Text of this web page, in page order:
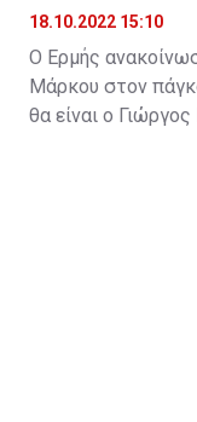
18.10.2022 15:10
Ο Ερμής
Μάρκου στον
θα είναι ο